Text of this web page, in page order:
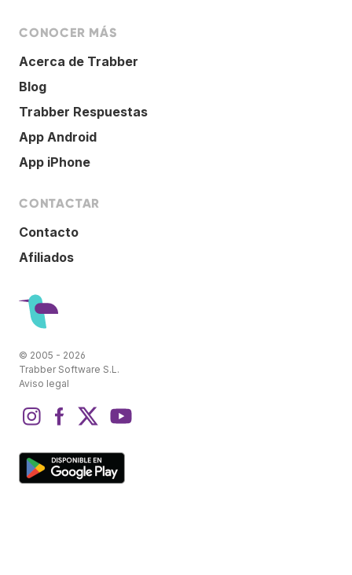
CONOCER MÁS
Acerca de Trabber
Blog
Trabber Respuestas
App Android
App iPhone
CONTACTAR
Contacto
Afiliados
© 2005 - 2026
Trabber Software S.L.
Aviso legal